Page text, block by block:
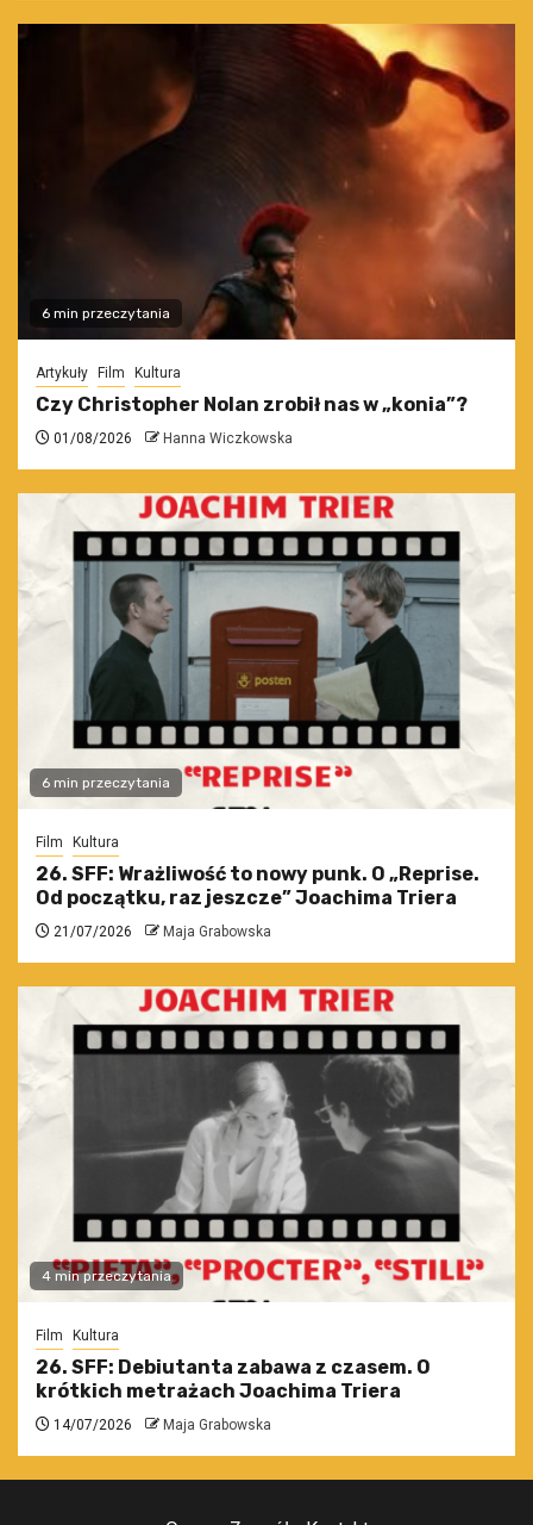
6 min przeczytania
Artykuły Film Kultura
Czy Christopher Nolan zrobił nas w „konia”?
01/08/2026 Hanna Wiczkowska
6 min przeczytania
Film Kultura
26. SFF: Wrażliwość to nowy punk. O „Reprise.
Od początku, raz jeszcze” Joachima Triera
21/07/2026 Maja Grabowska
4 min przeczytania
Film Kultura
26. SFF: Debiutanta zabawa z czasem. O
krótkich metrażach Joachima Triera
14/07/2026 Maja Grabowska